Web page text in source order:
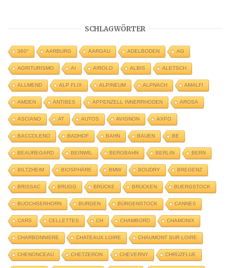
SCHLAGWÖRTER
360° AARBURG AARGAU ADELBODEN AG
AGRITURISMO AI AIROLO ALBIS ALETSCH
ALLMEND ALP FLIX ALPINEUM ALPNACH AMALFI
AMDEN ANTIBES APPENZELL INNERRHODEN AROSA
ASCIANO AT AUTOS AVIGNON AXPO
BACCOLENO BADHOF BAHN BAUEN BE
BEAUREGARD BEINWIL BERGBAHN BERLIN BERN
BILTZHEIM BIOSPHÄRE BMW BOUDRY BREGENZ
BRISSAC BRUGG BRÜCKE BRÜCKEN BUERGSTOCK
BUOCHSERHORN BURGEN BÜRGENSTOCK CANNES
CARS CELLETTES CH CHAMBORD CHAMONIX
CHARBONNIERE CHATEAUX LOIRE CHAUMONT SUR LOIRE
CHENONCEAU CHETZERON CHEVERNY CHRÜZFLUE